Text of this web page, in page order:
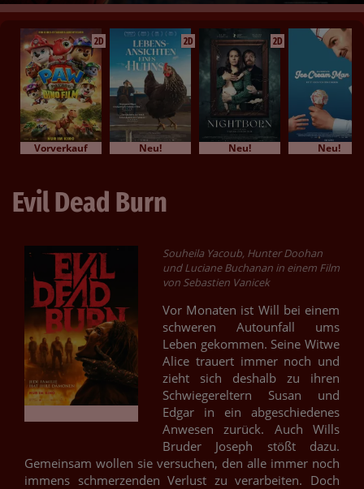
2D
Vorverkauf
2D
Neu!
2D
Neu! Neu!
Evil Dead Burn
Souheila Yacoub, Hunter Doohan
und Luciane Buchanan in einem Film
von Sebastien Vanicek
Vor Monaten ist Will bei einem
schweren Autounfall ums
Leben gekommen. Seine Witwe
Alice trauert immer noch und
zieht sich deshalb zu ihren
Schwiegereltern Susan und
Edgar in ein abgeschiedenes
Anwesen zurück. Auch Wills
Bruder Joseph stößt dazu.
Gemeinsam wollen sie versuchen, den alle immer noch
immens schmerzenden Verlust zu verarbeiten. Doch